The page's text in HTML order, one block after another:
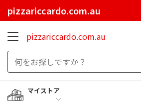
pizzariccardo.com.au
pizzariccardo.com.au
マイストア